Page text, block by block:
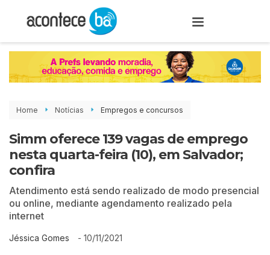
Home Notícias Empregos e concursos
Simm oferece 139 vagas de emprego
nesta quarta-feira (10), em Salvador;
confira
Atendimento está sendo realizado de modo presencial
ou online, mediante agendamento realizado pela
internet
Jéssica Gomes - 10/11/2021